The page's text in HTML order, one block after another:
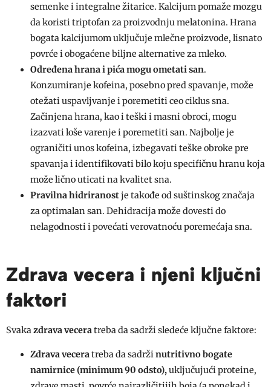
semenke i integralne žitarice. Kalcijum pomaže mozgu
da koristi triptofan za proizvodnju melatonina. Hrana
bogata kalcijumom uključuje mlečne proizvode, lisnato
povrće i obogaćene biljne alternative za mleko.
Određena hrana i pića mogu ometati san.
Konzumiranje kofeina, posebno pred spavanje, može
otežati uspavljvanje i poremetiti ceo ciklus sna.
Začinjena hrana, kao i teški i masni obroci, mogu
izazvati loše varenje i poremetiti san. Najbolje je
ograničiti unos kofeina, izbegavati teške obroke pre
spavanja i identifikovati bilo koju specifičnu hranu koja
može lično uticati na kvalitet sna.
Pravilna hidriranostje takođe od suštinskog značaja
za optimalan san. Dehidracija može dovesti do
nelagodnosti i povećati verovatnoću poremećaja sna.
Zdrava vecera i njeni ključni
faktori
Svakazdrava veceratreba da sadrži sledeće ključne faktore:
Zdrava veceratreba da sadržinutritivno bogate
namirnice (minimum 90 odsto),uključujući proteine,